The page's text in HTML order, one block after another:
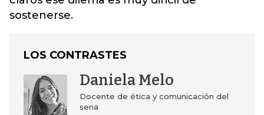
sostenerse.
LOS CONTRASTES
Daniela Melo
Docente de ética y comunicación del
sena